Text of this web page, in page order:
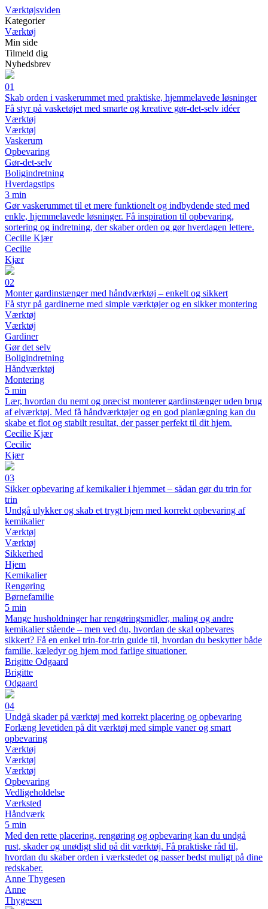
Værktøjsviden
Kategorier
Værktøj
Min side
Tilmeld dig
Nyhedsbrev
01
Skab orden i vaskerummet med praktiske, hjemmelavede løsninger
Få styr på vasketøjet med smarte og kreative gør-det-selv idéer
Værktøj
Værktøj
Vaskerum
Opbevaring
Gør-det-selv
Boligindretning
Hverdagstips
3 min
Gør vaskerummet til et mere funktionelt og indbydende sted med
enkle, hjemmelavede løsninger. Få inspiration til opbevaring,
sortering og indretning, der skaber orden og gør hverdagen lettere.
Cecilie Kjær
Cecilie
Kjær
02
Monter gardinstænger med håndværktøj – enkelt og sikkert
Få styr på gardinerne med simple værktøjer og en sikker montering
Værktøj
Værktøj
Gardiner
Gør det selv
Boligindretning
Håndværktøj
Montering
5 min
Lær, hvordan du nemt og præcist monterer gardinstænger uden brug
af elværktøj. Med få håndværktøjer og en god planlægning kan du
skabe et flot og stabilt resultat, der passer perfekt til dit hjem.
Cecilie Kjær
Cecilie
Kjær
03
Sikker opbevaring af kemikalier i hjemmet – sådan gør du trin for
trin
Undgå ulykker og skab et trygt hjem med korrekt opbevaring af
kemikalier
Værktøj
Værktøj
Sikkerhed
Hjem
Kemikalier
Rengøring
Børnefamilie
5 min
Mange husholdninger har rengøringsmidler, maling og andre
kemikalier stående – men ved du, hvordan de skal opbevares
sikkert? Få en enkel trin-for-trin guide til, hvordan du beskytter både
familie, kæledyr og hjem mod farlige situationer.
Brigitte Odgaard
Brigitte
Odgaard
04
Undgå skader på værktøj med korrekt placering og opbevaring
Forlæng levetiden på dit værktøj med simple vaner og smart
opbevaring
Værktøj
Værktøj
Værktøj
Opbevaring
Vedligeholdelse
Værksted
Håndværk
5 min
Med den rette placering, rengøring og opbevaring kan du undgå
rust, skader og unødigt slid på dit værktøj. Få praktiske råd til,
hvordan du skaber orden i værkstedet og passer bedst muligt på dine
redskaber.
Anne Thygesen
Anne
Thygesen